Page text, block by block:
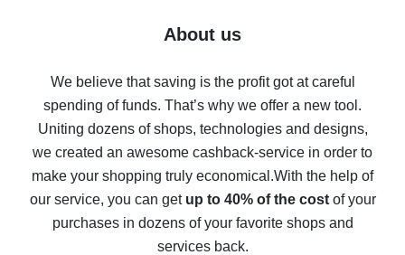
Five ways to get the most cash back on AliExpress
back
10% cash back on AliExpress - the impossible is
possible
The best cash back on AliExpress - how to find it
The best cash back service for AliExpress - let's
compare offers
About us
We believe that saving is the profit got at careful
spending of funds. That’s why we offer a new tool.
Uniting dozens of shops, technologies and designs,
we created an awesome cashback-service in order to
make your shopping truly economical.With the help of
our service, you can get up to 40% of the costof your
purchases in dozens of your favorite shops and
services back.